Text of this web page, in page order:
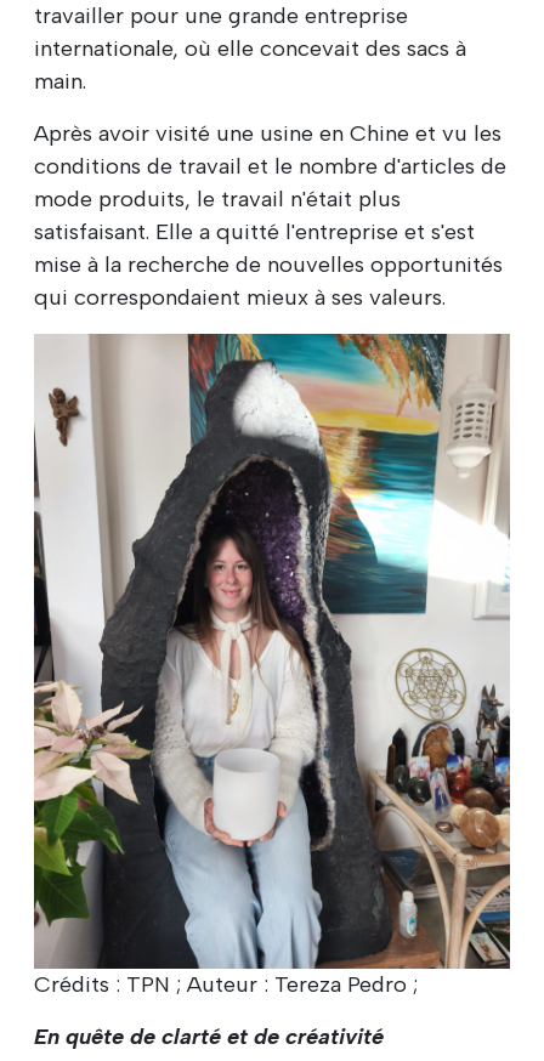
travailler pour une grande entreprise
internationale, où elle concevait des sacs à
main.
Après avoir visité une usine en Chine et vu les
conditions de travail et le nombre d'articles de
mode produits, le travail n'était plus
satisfaisant. Elle a quitté l'entreprise et s'est
mise à la recherche de nouvelles opportunités
qui correspondaient mieux à ses valeurs.
Crédits : TPN ; Auteur : Tereza Pedro ;
En quête de clarté et de créativité